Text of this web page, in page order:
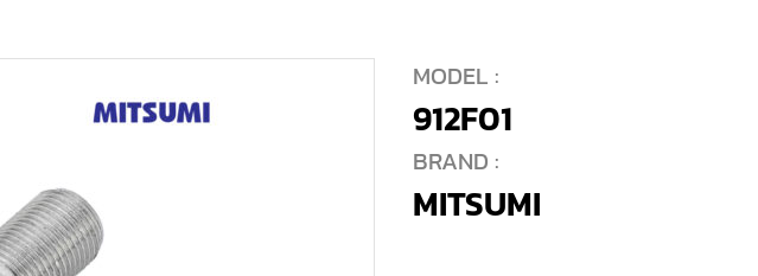
MODEL :
912F01
BRAND :
MITSUMI